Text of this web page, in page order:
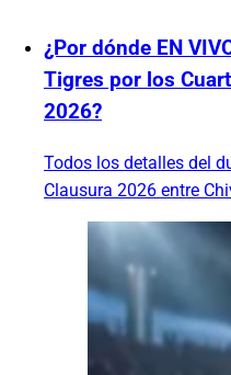
¿Por dónde EN
Tigres por los
2026?
Todos los detalles del
Clausura 2026 entre